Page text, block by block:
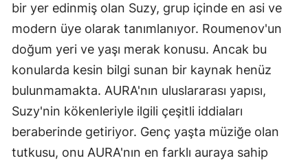
bir yer edinmiş olan Suzy, grup içinde en asi ve
modern üye olarak tanımlanıyor. Roumenov'un
doğum yeri ve yaşı merak konusu. Ancak bu
konularda kesin bilgi sunan bir kaynak henüz
bulunmamakta. AURA'nın uluslararası yapısı,
Suzy'nin kökenleriyle ilgili çeşitli iddiaları
beraberinde getiriyor. Genç yaşta müziğe olan
tutkusu, onu AURA'nın en farklı auraya sahip